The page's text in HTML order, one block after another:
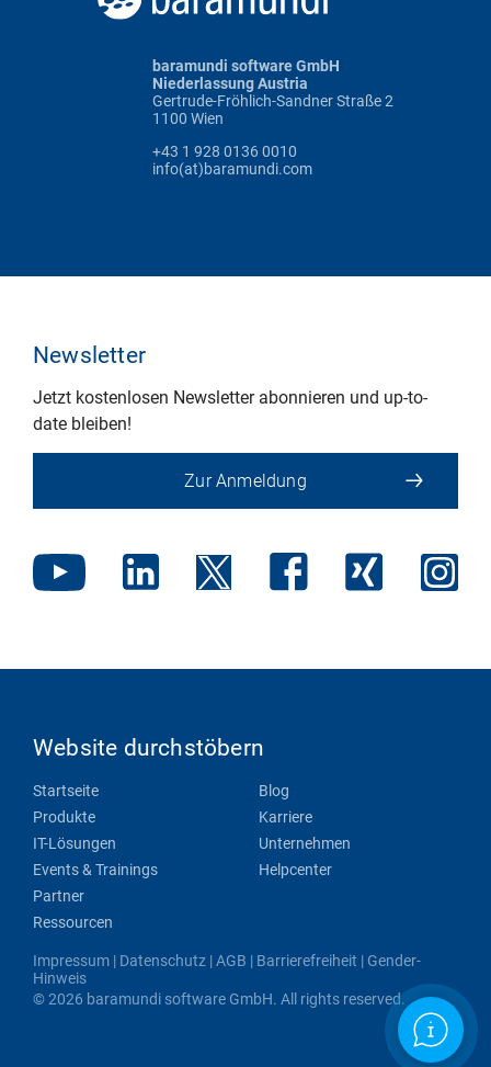
baramundi software GmbH
Niederlassung Austria
Gertrude-Fröhlich-Sandner Straße 2
1100 Wien
+43 1 928 0136 0010
info(at)baramundi.com
Newsletter
Jetzt kostenlosen Newsletter abonnieren und up-to-
date bleiben!
Zur Anmeldung
Website durchstöbern
Startseite
Produkte
IT-Lösungen
Events & Trainings
Partner
Ressourcen
Blog
Karriere
Unternehmen
Helpcenter
Impressum | Datenschutz |AGB | Barrierefreiheit | Gender-
Hinweis
© 2026 baramundi software GmbH. All rights reserved.